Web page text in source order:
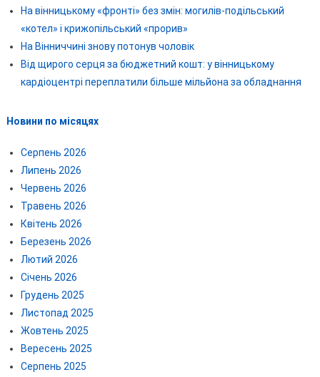
На вінницькому «фронті» без змін: могилів-подільський
«котел» і крижопільський «прорив»
На Вінниччині знову потонув чоловік
Від щирого серця за бюджетний кошт: у вінницькому
кардіоцентрі переплатили більше мільйона за обладнання
Новини по місяцях
Серпень 2026
Липень 2026
Червень 2026
Травень 2026
Квітень 2026
Березень 2026
Лютий 2026
Січень 2026
Грудень 2025
Листопад 2025
Жовтень 2025
Вересень 2025
Серпень 2025